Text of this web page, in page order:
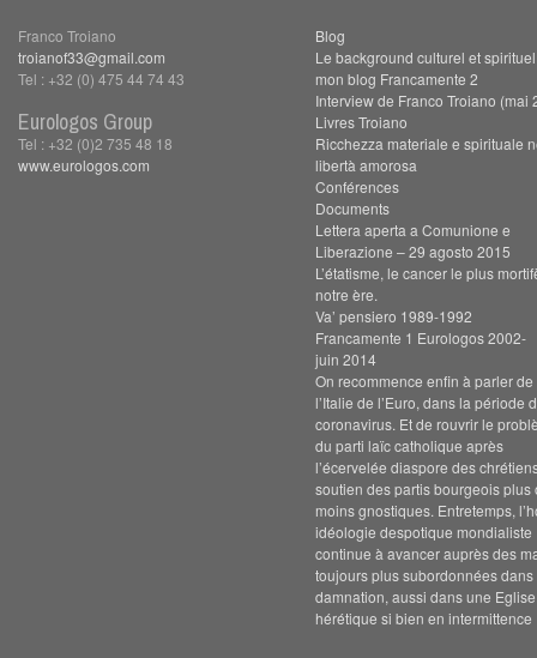
Franco Troiano
troianof33@gmail.com
Tel : +32 (0) 475 44 74 43
Eurologos Group
Tel : +32 (0)2 735 48 18
www.eurologos.com
Blog
Le background culturel et
mon blog Francamente 2
Interview de Franco Troiano (mai
Livres Troiano
Ricchezza materiale e spirituale
libertà amorosa
Conférences
Documents
Lettera aperta a Comunione e
Liberazione – 29 agosto 2015
L’étatisme, le cancer le plus
notre ère.
Va’ pensiero 1989-1992
Francamente 1 Eurologos 2002-
juin 2014
On recommence enfin à parler de
l’Italie de l’Euro, dans la période
coronavirus. Et de rouvrir le
du parti laïc catholique après
l’écervelée diaspore des
soutien des partis bourgeois plus
moins gnostiques. Entretemps,
idéologie despotique mondialiste
continue à avancer auprès des
toujours plus subordonnées dans
damnation, aussi dans une Eglise
hérétique si bien en intermittence